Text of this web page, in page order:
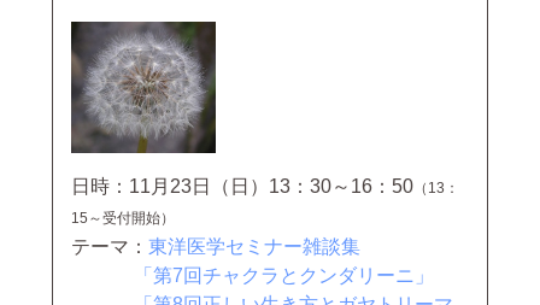
日時：11月23日（日）13：30～16：50 （13：
15～受付開始）
テーマ： 東洋医学セミナー雑談集
「第7回チャクラとクンダリーニ」